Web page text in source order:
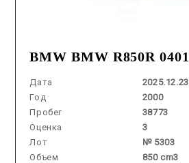
BMW BMW R850R 0401
Дата
2025.12.23
Год
2000
Пробег
38773
Оценка
3
Лот
№ 5303
Объем
850 cm3